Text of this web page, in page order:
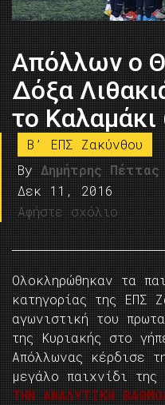
Απόλλων ο
Δόξα
το Καλαμάκι
B’ ΕΠΣ Ζακύνθου
By Δημήτρης Πέττας
Δεκ 11, 2016
Αφήστε σχόλιο
Ολοκληρώθηκαν τα
κατηγορίας της ΕΠΣ
αγωνιστική του
της Κυριακής στο
Απόλλωνας κέρδισε
μεγάλο παιχνίδι
ΤΗΝ ΑΝΑΛΥΤΙΚΗ